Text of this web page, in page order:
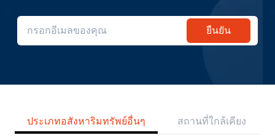
ยืนยัน
ประเภทอสังหาริมทรัพย์อื่นๆ สถานที่ใกล้เคียง